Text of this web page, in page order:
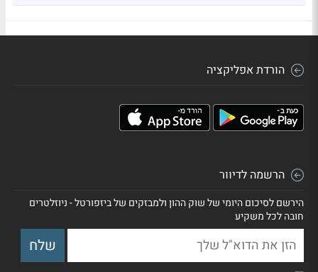
הורדת אפליקציה
הרשמה לדיוור
הירשם לסיכום היומי של שוק ההון ולמבזקים של ביזפורטל - ניוזלטרים
חובה לכל משקיע